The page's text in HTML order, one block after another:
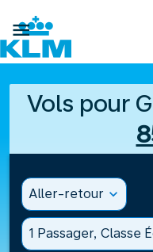

Vols pour
Aller-retour expand_more
1 Passager, Classe